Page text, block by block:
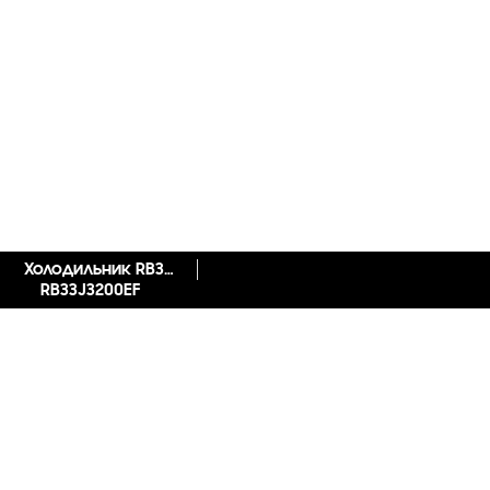
Холодильник RB33J3200EF с инверторным компрессором, 328 л
RB33J3200EF